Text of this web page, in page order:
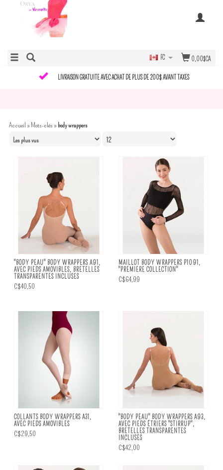
0,00$CA
FC
LIVRAISON GRATUITE AVEC ACHAT DE PLUS DE 200$ AVANT TAXES
Accueil »Mots-clés » body wrappers
"BODY PEAU" BODY WRAPPERS A91,
AVEC PIEDS AMOVIBLES, BRETELLES
TRANSPARENTES INCLUSES
C$40,50
MAILLOT BODY WRAPPERS P1091,
"PREMIERE COLLECTION"
C$64,99
COLLANTS BODY WRAPPERS A31,
AVEC PIEDS AMOVIBLES
C$29,50
"BODY PEAU" BODY WRAPPERS A93,
AVEC PIEDS ÉTRIERS ''STIRRUP'',
BRETELLES TRANSPARENTES
INCLUSES
C$42,00